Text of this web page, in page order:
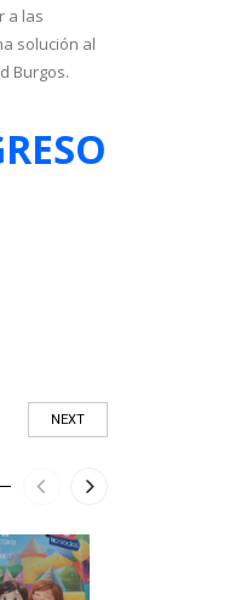
a las
solución al
Burgos.
NEXT